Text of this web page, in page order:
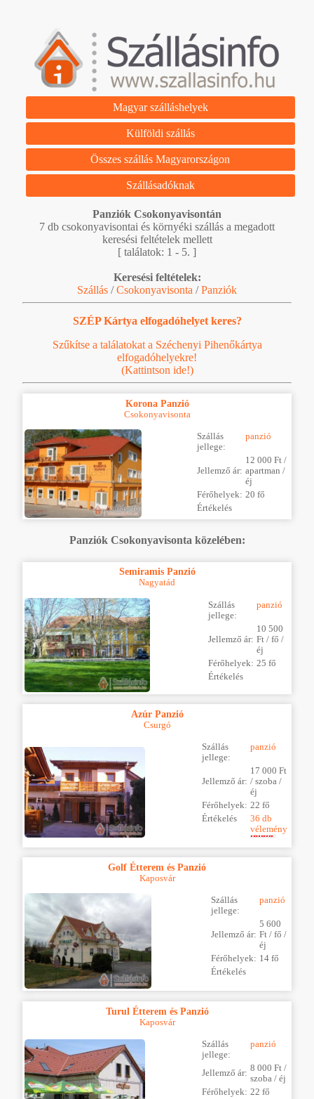
Magyar szálláshelyek
Külföldi szállás
Összes szállás Magyarországon
Szállásadóknak
Panziók Csokonyavisontán
7 db csokonyavisontai és környéki szállás a megadott
keresési feltételek mellett
[ találatok: 1 - 5. ]
Keresési feltételek:
Szállás /Csokonyavisonta /Panziók
SZÉP Kártya elfogadóhelyet keres?
Szűkítse a találatokat a Széchenyi Pihenőkártya
elfogadóhelyekre!
(Kattintson ide!)
Korona Panzió
Csokonyavisonta
Szállás
jellege:
panzió
Jellemző ár:
12 000 Ft /
apartman /
éj
Férőhelyek: 20 fő
Értékelés
Panziók Csokonyavisonta közelében:
Semiramis Panzió
Nagyatád
Szállás
jellege:
panzió
Jellemző ár:
10 500
Ft / fő /
éj
Férőhelyek: 25 fő
Értékelés
Azúr Panzió
Csurgó
Szállás
jellege:
panzió
Jellemző ár:
17 000 Ft
/ szoba /
éj
Férőhelyek: 22 fő
Értékelés
36 db
vélemény
Golf Étterem és Panzió
Kaposvár
Szállás
jellege:
panzió
Jellemző ár:
5 600
Ft / fő /
éj
Férőhelyek: 14 fő
Értékelés
Turul Étterem és Panzió
Kaposvár
Szállás
jellege:
panzió
Jellemző ár: 8 000 Ft /
szoba / éj
Férőhelyek: 22 fő